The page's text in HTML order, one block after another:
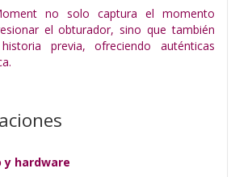
no solo captura el momento
el obturador, sino que también
previa, ofreciendo auténticas
y hardware